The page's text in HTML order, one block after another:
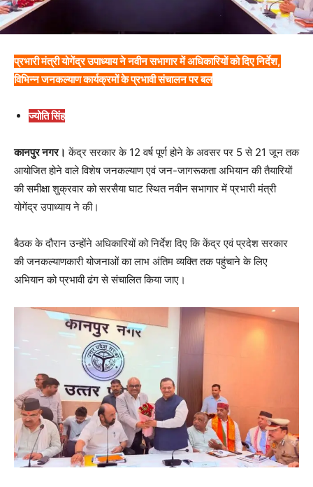
प्रभारी मंत्री योगेंद्र उपाध्याय ने नवीन सभागार में अधिकारियों को दिए निर्देश,
विभिन्न जनकल्याण कार्यक्रमों के प्रभावी संचालन पर बल
ज्योति सिंह
कानपुर नगर। केंद्र सरकार के 12 वर्ष पूर्ण होने के अवसर पर 5 से 21 जून तक
आयोजित होने वाले विशेष जनकल्याण एवं जन-जागरूकता अभियान की तैयारियों
की समीक्षा शुक्रवार को सरसैया घाट स्थित नवीन सभागार में प्रभारी मंत्री
योगेंद्र उपाध्याय ने की।
बैठक के दौरान उन्होंने अधिकारियों को निर्देश दिए कि केंद्र एवं प्रदेश सरकार
की जनकल्याणकारी योजनाओं का लाभ अंतिम व्यक्ति तक पहुंचाने के लिए
अभियान को प्रभावी ढंग से संचालित किया जाए।